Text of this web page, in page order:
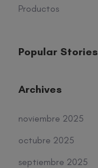
Productos
Popular Stories
Archives
noviembre 2025
octubre 2025
septiembre 2025